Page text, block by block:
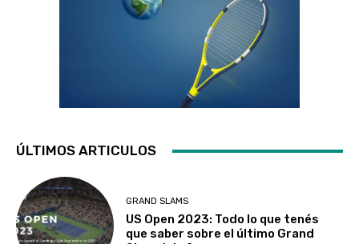
ÚLTIMOS ARTICULOS
GRAND SLAMS
US Open 2023: Todo lo que tenés
que saber sobre el último Grand